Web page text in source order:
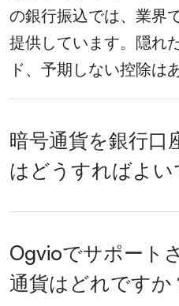
の銀行振込では、業界
提供しています。隠れ
ド、予期しない控除は
暗号通貨を銀行口
はどうすればよい
Ogvioでサポート
通貨はどれですか